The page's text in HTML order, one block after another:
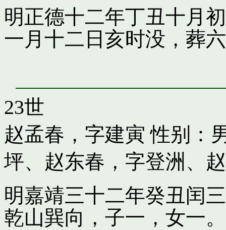
明正德十二年丁丑十月
一月十二日亥时没，葬
23世
赵孟春，字建寅 性别：
坪、 赵东春，字登洲 、
明嘉靖三十二年癸丑闰
乾山巽向，子一，女一。